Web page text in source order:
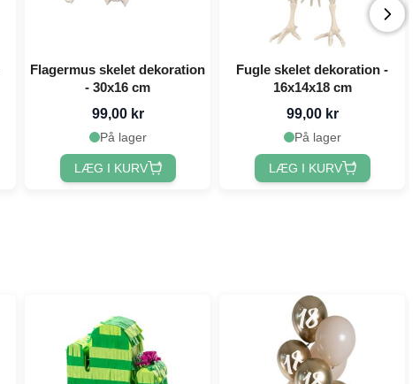
Flagermus skelet dekoration
- 30x16 cm
99,00 kr
På lager
LÆG I KURV
Fugle skelet dekoration -
16x14x18 cm
99,00 kr
På lager
LÆG I KURV